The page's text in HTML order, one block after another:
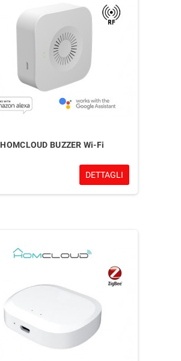
HOMCLOUD BUZZER Wi-Fi
DETTAGLI